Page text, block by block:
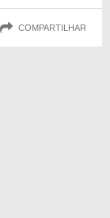
COMPARTILHAR